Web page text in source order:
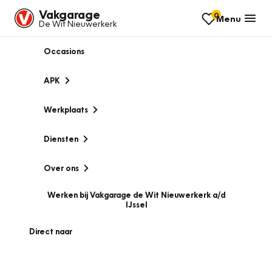
Vakgarage
De Wit Nieuwerkerk
0Menu
Occasions
APK
Werkplaats
Diensten
Over ons
Werken bij Vakgarage de Wit Nieuwerkerk a/d
IJssel
Direct naar